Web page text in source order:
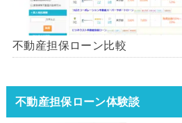
不動産担保ローン比較
不動産担保ローン体験談